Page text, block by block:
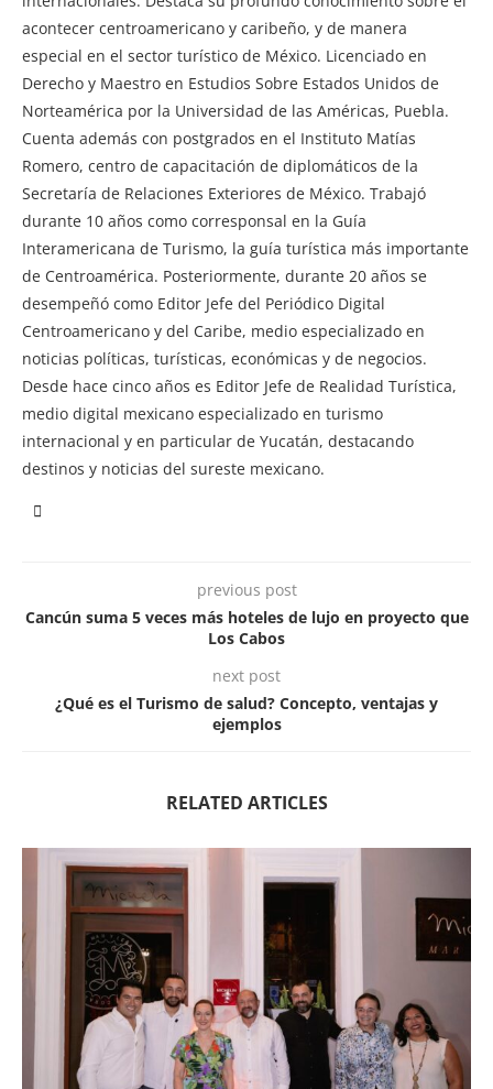
acontecer centroamericano y caribeño, y de manera
especial en el sector turístico de México. Licenciado en
Derecho y Maestro en Estudios Sobre Estados Unidos de
Norteamérica por la Universidad de las Américas, Puebla.
Cuenta además con postgrados en el Instituto Matías
Romero, centro de capacitación de diplomáticos de la
Secretaría de Relaciones Exteriores de México. Trabajó
durante 10 años como corresponsal en la Guía
Interamericana de Turismo, la guía turística más importante
de Centroamérica. Posteriormente, durante 20 años se
desempeñó como Editor Jefe del Periódico Digital
Centroamericano y del Caribe, medio especializado en
noticias políticas, turísticas, económicas y de negocios.
Desde hace cinco años es Editor Jefe de Realidad Turística,
medio digital mexicano especializado en turismo
internacional y en particular de Yucatán, destacando
destinos y noticias del sureste mexicano.
previous post
Cancún suma 5 veces más hoteles de lujo en proyecto que
Los Cabos
next post
¿Qué es el Turismo de salud? Concepto, ventajas y
ejemplos
RELATED ARTICLES